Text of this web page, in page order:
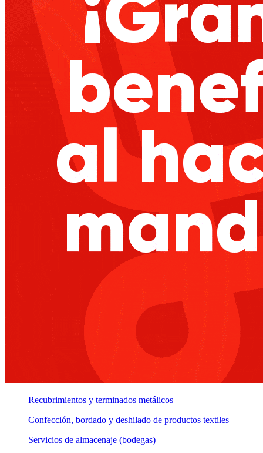
Recubrimientos y terminados metálicos
Confección, bordado y deshilado de productos textiles
Servicios de almacenaje (bodegas)